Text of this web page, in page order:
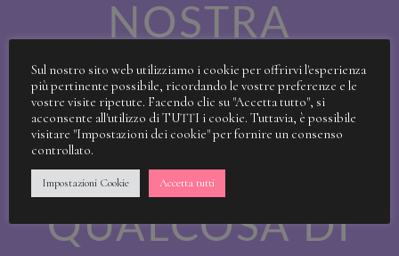
NOSTRA
SPORCIZIA!
STIAMO
LAVORANDO A
QUALCOSA DI
Sul nostro sito web utilizziamo i cookie per offrirvi l'esperienza
più pertinente possibile, ricordando le vostre preferenze e le
vostre visite ripetute. Facendo clic su "Accetta tutto", si
acconsente all'utilizzo di TUTTI i cookie. Tuttavia, è possibile
visitare "Impostazioni dei cookie" per fornire un consenso
controllato.
Impostazioni Cookie Accetta tutti